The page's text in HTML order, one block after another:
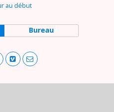
au début
Bureau